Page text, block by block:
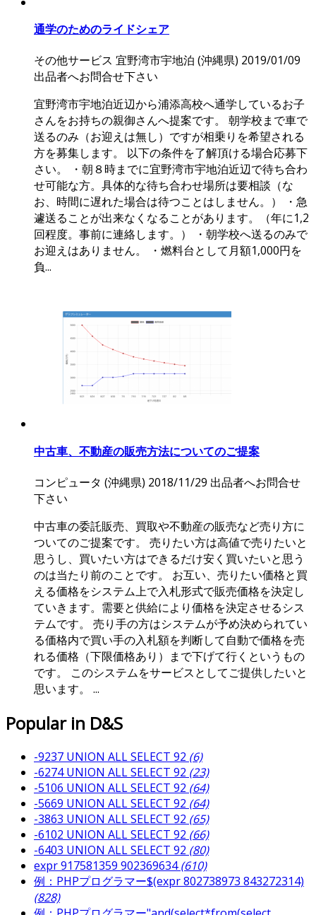
通学のためのライドシェア
その他サービス 宜野湾市宇地泊 (沖縄県) 2019/01/09
出品者へお問合せ下さい
宜野湾市宇地泊近辺から浦添高校へ通学しているお子
さんをお持ちの親御さんへ提案です。 朝学校まで車で
送るのみ（お迎えは無し）ですが相乗りを希望される
方を募集します。 以下の条件を了解頂ける場合応募下
さい。 ・朝８時までに宜野湾市宇地泊近辺で待ち合わ
せ可能な方。具体的な待ち合わせ場所は要相談（な
お、時間に遅れた場合は待つことはしません。） ・急
遽送ることが出来なくなることがあります。（年に1,2
回程度。事前に連絡します。） ・朝学校へ送るのみで
お迎えはありません。 ・燃料台として月額1,000円を
負...
中古車、不動産の販売方法についてのご提案
コンピュータ (沖縄県) 2018/11/29 出品者へお問合せ
下さい
中古車の委託販売、買取や不動産の販売など売り方に
ついてのご提案です。 売りたい方は高値で売りたいと
思うし、買いたい方はできるだけ安く買いたいと思う
のは当たり前のことです。 お互い、売りたい価格と買
える価格をシステム上で入札形式で販売価格を決定し
ていきます。需要と供給により価格を決定させるシス
テムです。 売り手の方はシステムが予め決められてい
る価格内で買い手の入札額を判断して自動で価格を売
れる価格（下限価格あり）まで下げて行くというもの
です。 このシステムをサービスとしてご提供したいと
思います。 ...
Popular in D&S
-9237 UNION ALL SELECT 92 (6)
-6274 UNION ALL SELECT 92 (23)
-5106 UNION ALL SELECT 92 (64)
-5669 UNION ALL SELECT 92 (64)
-3863 UNION ALL SELECT 92 (65)
-6102 UNION ALL SELECT 92 (66)
-6403 UNION ALL SELECT 92 (80)
expr 917581359 902369634(610)
例：PHPプログラマー$(expr 802738973 843272314)
(828)